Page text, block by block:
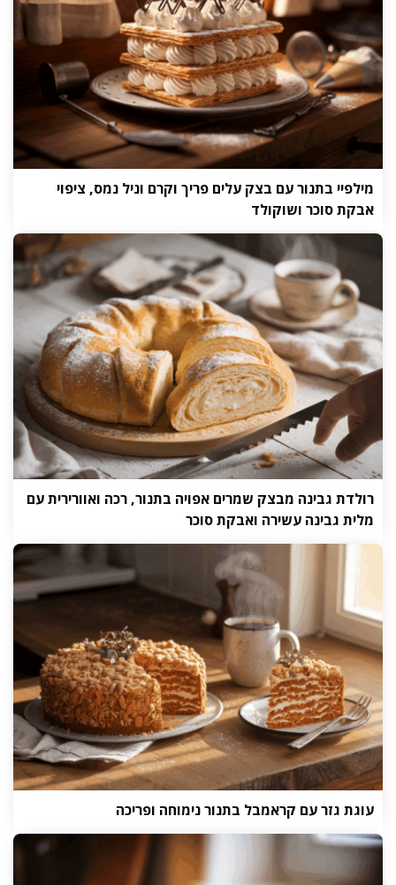
מילפיי בתנור עם בצק עלים פריך וקרם וניל נמס, ציפוי
אבקת סוכר ושוקולד
רולדת גבינה מבצק שמרים אפויה בתנור, רכה ואוורירית עם
מלית גבינה עשירה ואבקת סוכר
עוגת גזר עם קראמבל בתנור נימוחה ופריכה